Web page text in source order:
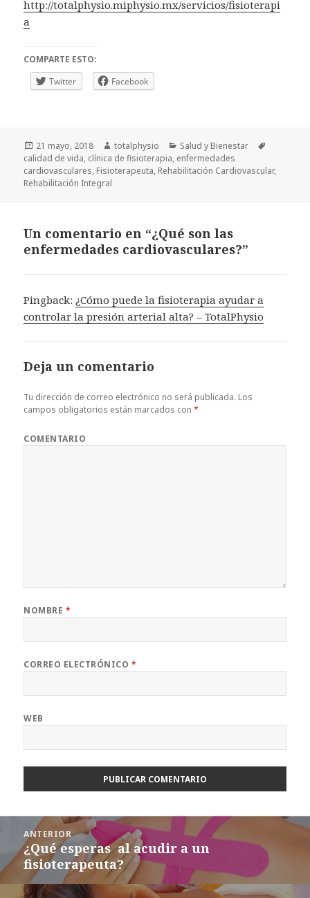
http://totalphysio.miphysio.mx/servicios/fisioterapi
a
COMPARTE ESTO:
Twitter
Facebook
Publicado
el
21 mayo, 2018 Autor
totalphysio Categorías
Salud y Bienestar
calidad de vida, clínica de fisioterapia, enfermedades
cardiovasculares, Fisioterapeuta, Rehabilitación Cardiovascular,
Rehabilitación Integral
Un comentario en “¿Qué son las
enfermedades cardiovasculares?”
Pingback:¿Cómo puede la fisioterapia ayudar a
controlar la presión arterial alta? – TotalPhysio
Deja un comentario
Tu dirección de correo electrónico no será publicada. Los
campos obligatorios están marcados con*
COMENTARIO
NOMBRE *
CORREO ELECTRÓNICO *
WEB
Navegación
entradas
ANTERIOR
Entrada
anterior:
¿Qué esperas al acudir a un
fisioterapeuta?